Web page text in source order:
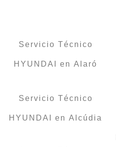
Servicio Técnico
HYUNDAI en Alaró
Servicio Técnico
HYUNDAI en Alcúdia